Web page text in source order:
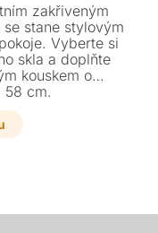
zakřiveným
stane stylovým
Vyberte si
skla a doplňte
kouskem o
58 cm.